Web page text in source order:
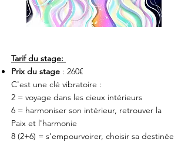
Tarif du stage:
Prix du stage : 260€
C'est une clé vibratoire :
2 = voyage dans les cieux intérieurs
6 = harmoniser son intérieur, retrouver la
Paix et l'harmonie
8 (2+6) = s'empourvoirer, choisir sa destinée